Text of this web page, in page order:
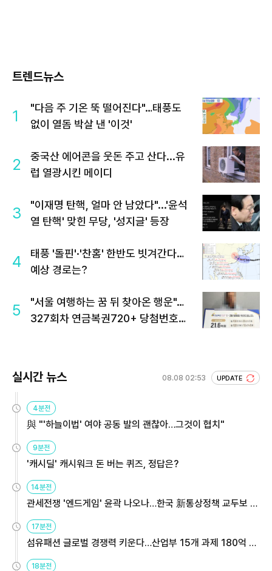
트렌드뉴스
1
"다음 주 기온 뚝 떨어진다"…태풍도
없이 열돔 박살 낸 '이것'
2
중국산 에어콘을 웃돈 주고 산다...유
럽 열광시킨 메이디
3
"이재명 탄핵, 얼마 안 남았다"...'윤석
열 탄핵' 맞힌 무당, '성지글' 등장
4
태풍 '돌핀'·'찬홈' 한반도 빗겨간다…
예상 경로는?
5
"서울 여행하는 꿈 뒤 찾아온 행운"…
327회차 연금복권720+ 당첨번호조
실시간 뉴스 08.08 02:53 UPDATE
4분전
與 "'하늘이법' 여야 공동 발의 괜찮아…그것이 협치"
9분전
'캐시딜' 캐시워크 돈 버는 퀴즈, 정답은?
14분전
관세전쟁 '엔드게임' 윤곽 나오나…한국 新통상정책 교두보 활
용해야
17분전
섬유패션 글로벌 경쟁력 키운다…산업부 15개 과제 180억 지
원
18분전